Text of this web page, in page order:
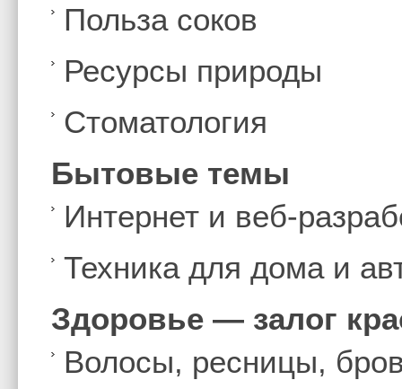
Польза соков
Ресурсы природы
Стоматология
Бытовые темы
Интернет и веб-
Техника для дома и
Здоровье — залог
Волосы, ресницы,